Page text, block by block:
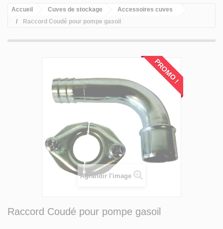
Accueil Cuves de stockage
Accessoires cuves
Raccord Coudé pour pompe gasoil
PROMO !
Agrandir l'image
Raccord Coudé pour pompe gasoil